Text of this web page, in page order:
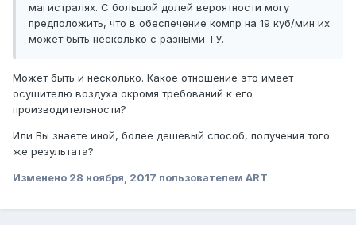
магистралях. С большой долей вероятности могу
предположить, что в обеспечение компр на 19 куб/мин их
может быть несколько с разными ТУ.
Может быть и несколько. Какое отношение это имеет
осушителю воздуха окромя требований к его
производительности?
Или Вы знаете иной, более дешевый способ, получения того
же результата?
Изменено 28 ноября, 2017 пользователем ART